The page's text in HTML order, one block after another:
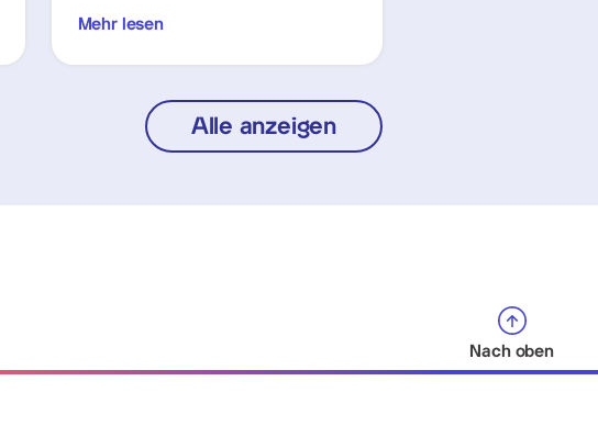
Mehr lesen
Alle anzeigen
Nach oben